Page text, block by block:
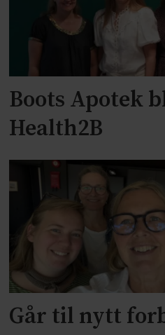
Boots Apotek
Health2B
Går til nytt